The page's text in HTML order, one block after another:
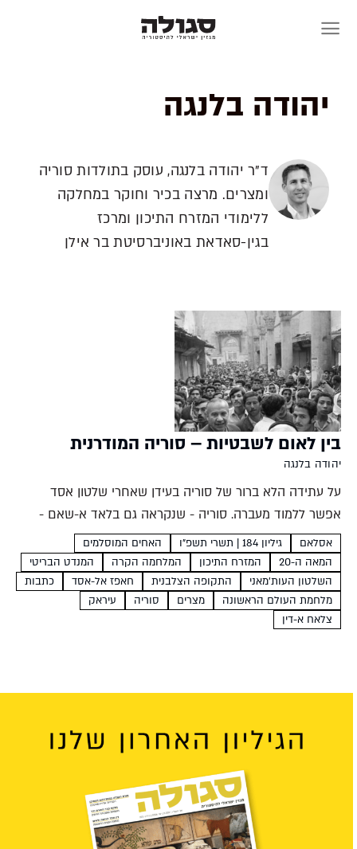
יהודה בלנגה
ד"ר יהודה בלנגה, עוסק בתולדות סוריה
ומצרים. מרצה בכיר וחוקר במחלקה
ללימודי המזרח התיכון ומרכז
בגין-סאדאת באוניברסיטת בר אילן
בין לאום לשבטיות – סוריה המודרנית
יהודה בלנגה
על עתידה הלא ברור של סוריה בעידן שאחרי שלטון אסד
אפשר ללמוד מעברה. סוריה - שנקראה גם בלאד א-שאם -
הייתה תמיד מרכז אזורי, אך מעולם לא הצליחו מנהיגיה לפשר
בין העדות והמיעוטים הדתיים המרכיבים...
אסלאם גיליון 184 | תשרי תשפ״ו
האחים המוסלמים
המאה ה-20
המזרח התיכון המלחמה הקרה
המנדט הבריטי
השלטון העות'מאני
התקופה הצלבנית חאפז אל-אסד
כתבות
מלחמת העולם הראשונה
מצרים סוריה
עיראק
צלאח א-דין